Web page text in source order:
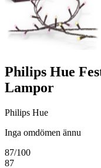
Philips Hue
Lampor
Philips Hue
Inga omdömen ännu
87/100
87